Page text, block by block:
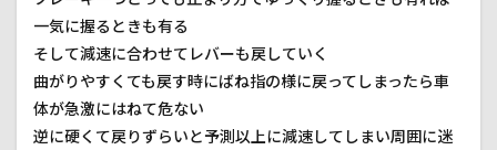
一気に握るときも有る
そして減速に合わせてレバーも戻していく
曲がりやすくても戻す時にばね指の様に戻ってしまったら車
体が急激にはねて危ない
逆に硬くて戻りずらいと予測以上に減速してしまい周囲に迷